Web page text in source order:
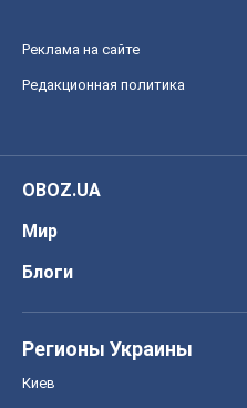
Реклама на сайте
Редакционная политика
OBOZ.UA
Мир
Блоги
Регионы Украины
Киев